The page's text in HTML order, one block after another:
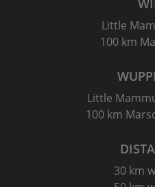
Little
100 km
Little
100 km
30 km